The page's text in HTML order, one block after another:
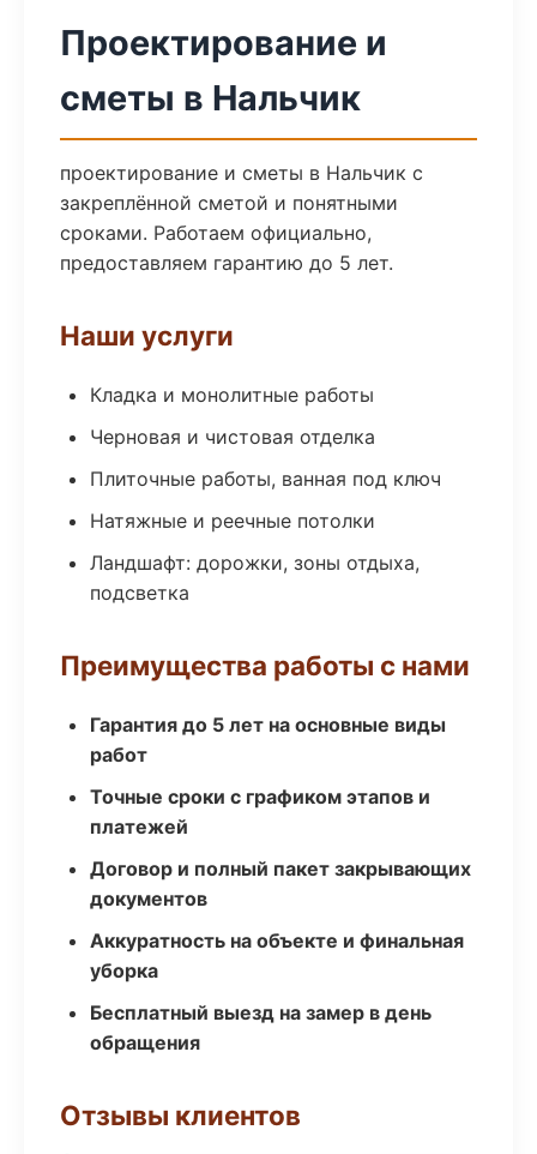
Проектирование и
сметы в Нальчик
проектирование и сметы в Нальчик с
закреплённой сметой и понятными
сроками. Работаем официально,
предоставляем гарантию до 5 лет.
Наши услуги
Кладка и монолитные работы
Черновая и чистовая отделка
Плиточные работы, ванная под ключ
Натяжные и реечные потолки
Ландшафт: дорожки, зоны отдыха,
подсветка
Преимущества работы с нами
Гарантия до 5 лет на основные виды
работ
Точные сроки с графиком этапов и
платежей
Договор и полный пакет закрывающих
документов
Аккуратность на объекте и финальная
уборка
Бесплатный выезд на замер в день
обращения
Отзывы клиентов